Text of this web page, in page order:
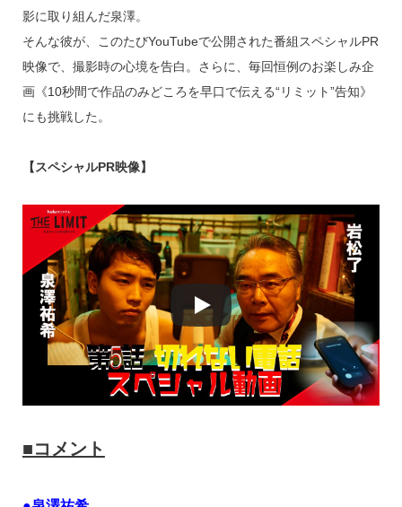
影に取り組んだ泉澤。
そんな彼が、このたびYouTubeで公開された番組スペシャルPR
映像で、撮影時の心境を告白。さらに、毎回恒例のお楽しみ企
画《10秒間で作品のみどころを早口で伝える“リミット”告知》
にも挑戦した。
【スペシャルPR映像】
■コメント